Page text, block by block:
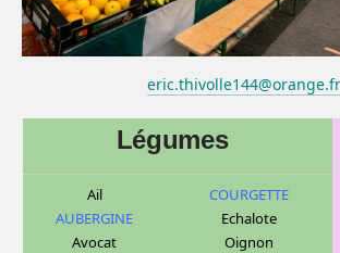
eric.thivolle144@orange.fr
Légumes
Ail
AUBERGINE
Avocat
COURGETTE
Echalote
Oignon